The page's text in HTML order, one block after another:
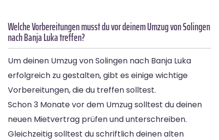
Welche Vorbereitungen musst du vor deinem Umzug von Solingen
nach Banja Luka treffen?
Um deinen Umzug von Solingen nach Banja Luka
erfolgreich zu gestalten, gibt es einige wichtige
Vorbereitungen, die du treffen solltest.
Schon 3 Monate vor dem Umzug solltest du deinen
neuen Mietvertrag prüfen und unterschreiben.
Gleichzeitig solltest du schriftlich deinen alten